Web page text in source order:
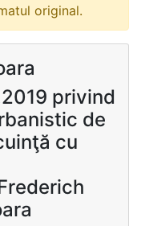
original.
privind
de
cu